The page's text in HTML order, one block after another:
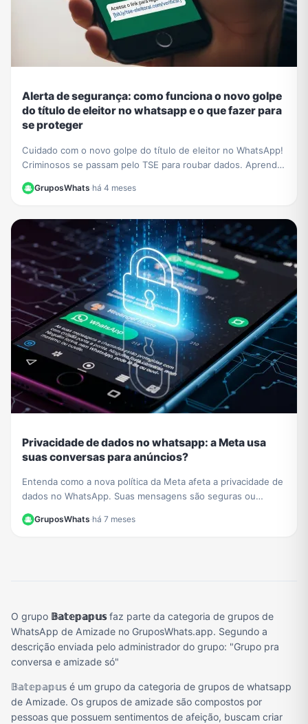
Alerta de segurança: como funciona o novo golpe
do título de eleitor no whatsapp e o que fazer para
se proteger
Cuidado com o novo golpe do título de eleitor no WhatsApp!
Criminosos se passam pelo TSE para roubar dados. Aprenda
GruposWhats·há 4 meses
Privacidade de dados no whatsapp: a Meta usa
suas conversas para anúncios?
Entenda como a nova política da Meta afeta a privacidade de
dados no WhatsApp. Suas mensagens são seguras ou
GruposWhats·há 7 meses
O grupo 𝔹𝕒𝕥𝕖𝕡𝕒𝕡𝕦𝕤faz parte da categoria de grupos de
WhatsApp de Amizade no GruposWhats.app. Segundo a
descrição enviada pelo administrador do grupo: "Grupo pra
conversa e amizade só"
𝔹𝕒𝕥𝕖𝕡𝕒𝕡𝕦𝕤 é um grupo da categoria de grupos de whatsapp
de Amizade. Os grupos de amizade são compostos por
pessoas que possuem sentimentos de afeição, buscam criar